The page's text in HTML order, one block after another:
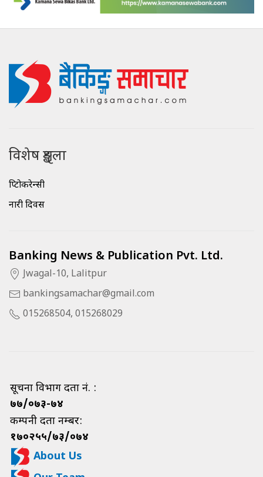
विशेष शृङ्खला
क्रिप्टोकरेन्सी
नारी दिवस
Banking News & Publication Pvt. Ltd.
Jwagal-10, Lalitpur
bankingsamachar@gmail.com
015268504, 015268029
सूचना विभाग दर्ता नं. :
७७/०७३-७४
कम्पनी दर्ता नम्बर:
१७०२५५/७३/०७४
About Us